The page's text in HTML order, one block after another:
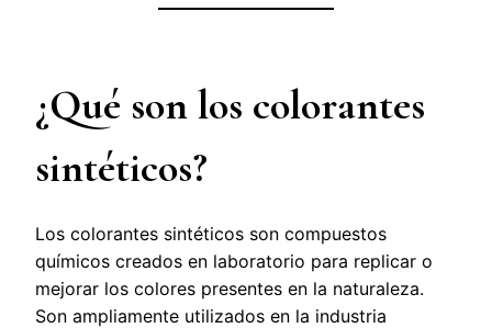
¿Qué son los colorantes
sintéticos?
Los colorantes sintéticos son compuestos
químicos creados en laboratorio para replicar o
mejorar los colores presentes en la naturaleza.
Son ampliamente utilizados en la industria